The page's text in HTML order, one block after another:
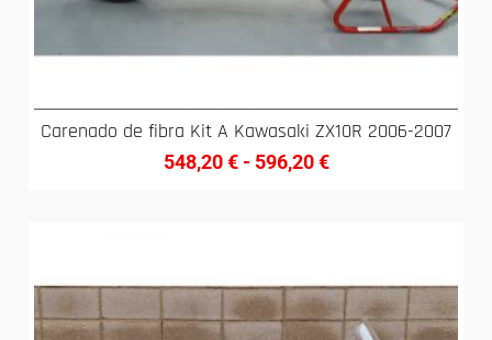
Carenado de fibra Kit A Kawasaki ZX10R 2006-2007
548,20€ - 596,20€